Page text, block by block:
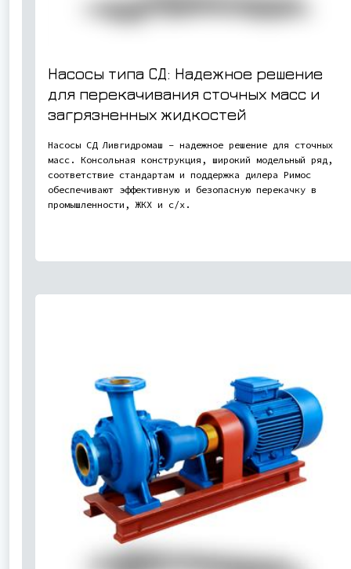
Насосы типа СД: Надежное решение
для перекачивания сточных масс и
загрязненных жидкостей
Насосы СД Ливгидромаш – надежное решение для сточных
масс. Консольная конструкция, широкий модельный ряд,
соответствие стандартам и поддержка дилера Римос
обеспечивают эффективную и безопасную перекачку в
промышленности, ЖКХ и с/х.